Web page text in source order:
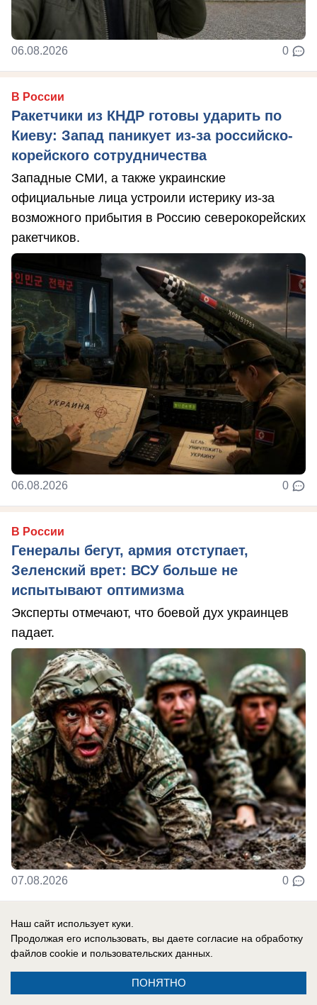
06.08.2026 0
В России
Ракетчики из КНДР готовы ударить по
Киеву: Запад паникует из-за российско-
корейского сотрудничества
Западные СМИ, а также украинские
официальные лица устроили истерику из-за
возможного прибытия в Россию северокорейских
ракетчиков.
06.08.2026 0
В России
Генералы бегут, армия отступает,
Зеленский врет: ВСУ больше не
испытывают оптимизма
Эксперты отмечают, что боевой дух украинцев
падает.
07.08.2026 0
В России
Слово «коррупция» вместо
Предприниматели, которые в конце 1990-х —
Наш сайт использует куки.
Продолжая его использовать, вы даете согласие на обработку
файлов cookie и пользовательских данных.
ПОНЯТНО